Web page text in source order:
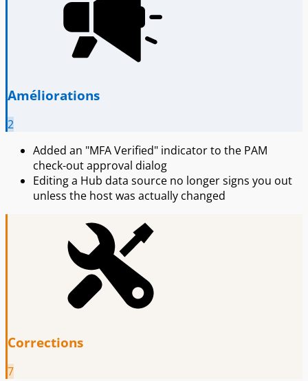
Améliorations
2
Added an "MFA Verified" indicator to the PAM
check-out approval dialog
Editing a Hub data source no longer signs you out
unless the host was actually changed
Corrections
7